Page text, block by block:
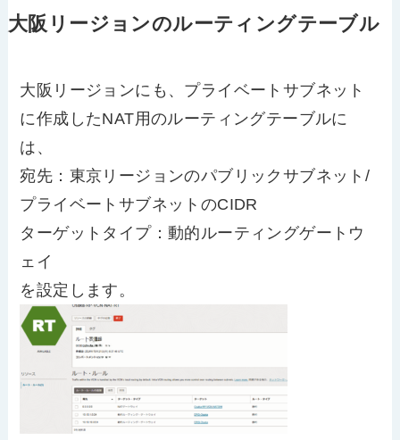
大阪リージョンのルーティングテーブル
大阪リージョンにも、プライベートサブネット
に作成したNAT用のルーティングテーブルに
は、
宛先：東京リージョンのパブリックサブネット/
プライベートサブネットのCIDR
ターゲットタイプ：動的ルーティングゲートウ
ェイ
を設定します。